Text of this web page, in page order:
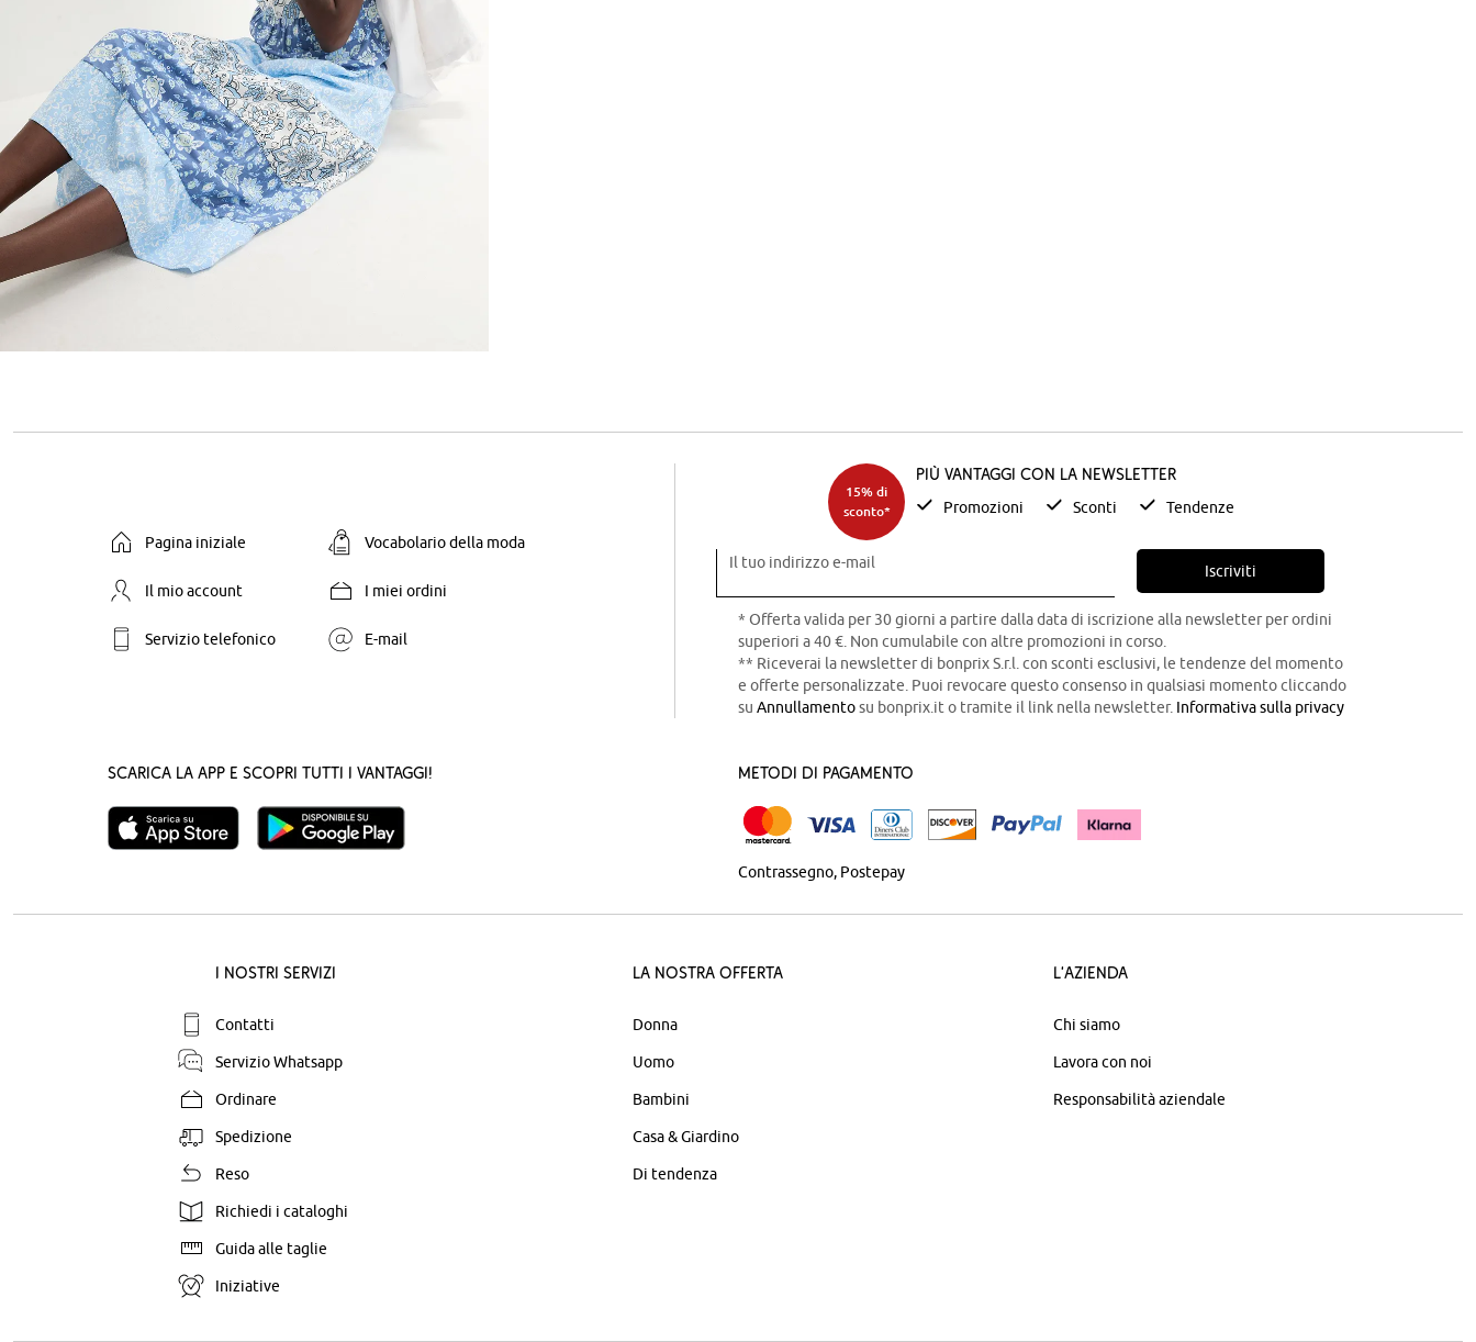
Pagina iniziale Vocabolario della moda
Il mio account I miei ordini
Servizio telefonico E-mail
15% di
sconto*
Più vantaggi con la newsletter
Promozioni Sconti Tendenze
Il tuo indirizzo e-mail Iscriviti
* Offerta valida per 30 giorni a partire dalla data di iscrizione alla newsletter per ordini
superiori a 40 €. Non cumulabile con altre promozioni in corso.
** Riceverai la newsletter di bonprix S.r.l. con sconti esclusivi, le tendenze del momento
e offerte personalizzate. Puoi revocare questo consenso in qualsiasi momento cliccando
su Annullamentosu bonprix.it o tramite il link nella newsletter. Informativa sulla privacy
Scarica la App e scopri tutti i vantaggi! Metodi di pagamento
Contrassegno Postepay
I nostri servizi
Contatti
Servizio Whatsapp
Ordinare
Spedizione
Reso
Richiedi i cataloghi
Guida alle taglie
Iniziative
La nostra offerta
Donna
Uomo
Bambini
Casa & Giardino
Di tendenza
L'azienda
Chi siamo
Lavora con noi
Responsabilità aziendale